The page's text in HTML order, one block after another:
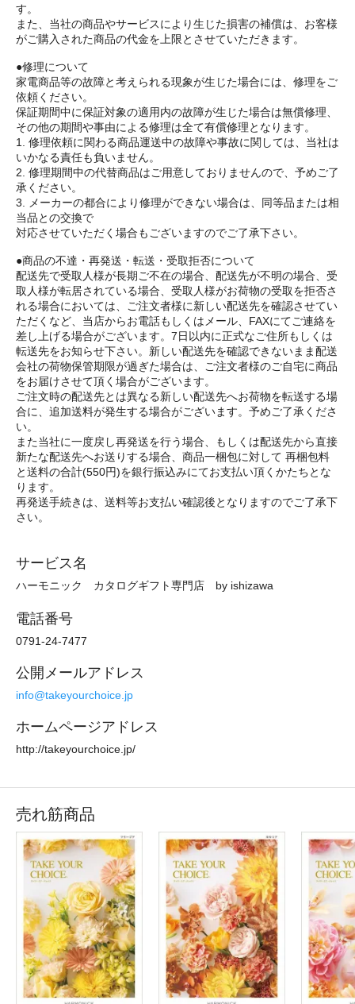
す。
また、当社の商品やサービスにより生じた損害の補償は、お客様
がご購入された商品の代金を上限とさせていただきます。
●修理について
家電商品等の故障と考えられる現象が生じた場合には、修理をご
依頼ください。
保証期間中に保証対象の適用内の故障が生じた場合は無償修理、
その他の期間や事由による修理は全て有償修理となります。
1. 修理依頼に関わる商品運送中の故障や事故に関しては、当社は
いかなる責任も負いません。
2. 修理期間中の代替商品はご用意しておりませんので、予めご了
承ください。
3. メーカーの都合により修理ができない場合は、同等品または相
当品との交換で
対応させていただく場合もございますのでご了承下さい。
●商品の不達・再発送・転送・受取拒否について
配送先で受取人様が長期ご不在の場合、配送先が不明の場合、受
取人様が転居されている場合、受取人様がお荷物の受取を拒否さ
れる場合においては、ご注文者様に新しい配送先を確認させてい
ただくなど、当店からお電話もしくはメール、FAXにてご連絡を
差し上げる場合がございます。7日以内に正式なご住所もしくは
転送先をお知らせ下さい。新しい配送先を確認できないまま配送
会社の荷物保管期限が過ぎた場合は、ご注文者様のご自宅に商品
をお届けさせて頂く場合がございます。
ご注文時の配送先とは異なる新しい配送先へお荷物を転送する場
合に、追加送料が発生する場合がございます。予めご了承くださ
い。
また当社に一度戻し再発送を行う場合、もしくは配送先から直接
新たな配送先へお送りする場合、商品一梱包に対して 再梱包料
と送料の合計(550円)を銀行振込みにてお支払い頂くかたちとな
ります。
再発送手続きは、送料等お支払い確認後となりますのでご了承下
さい。
サービス名
ハーモニック カタログギフト専門店 by ishizawa
電話番号
0791-24-7477
公開メールアドレス
info@takeyourchoice.jp
ホームページアドレス
http://takeyourchoice.jp/
売れ筋商品